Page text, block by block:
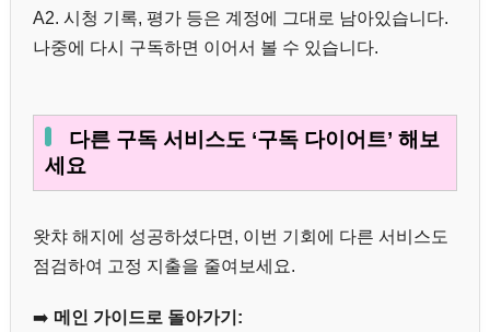
A2. 시청 기록, 평가 등은 계정에 그대로 남아있습니다.
나중에 다시 구독하면 이어서 볼 수 있습니다.
다른 구독 서비스도 ‘구독 다이어트’ 해보
세요
왓챠 해지에 성공하셨다면, 이번 기회에 다른 서비스도
점검하여 고정 지출을 줄여보세요.
➡️ 메인 가이드로 돌아가기: